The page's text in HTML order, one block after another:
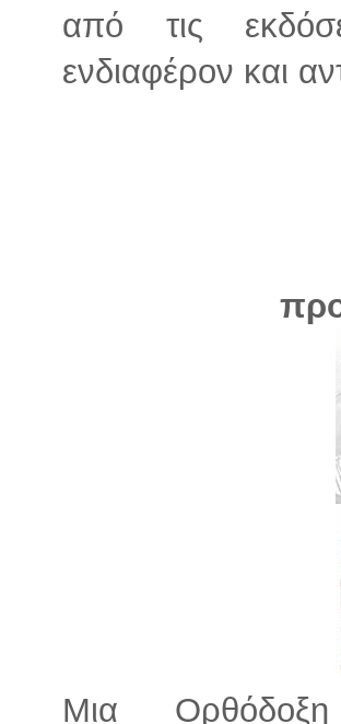
από τις
ενδιαφέρον και
Μια Ορθόδοξη